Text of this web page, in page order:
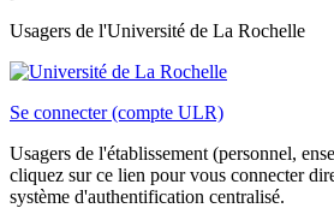
Usagers de l'Université de La Rochelle
Se connecter (compte ULR)
Usagers de l'établissement (personnel,
cliquez sur ce lien pour vous connecter
système d'authentification centralisé.